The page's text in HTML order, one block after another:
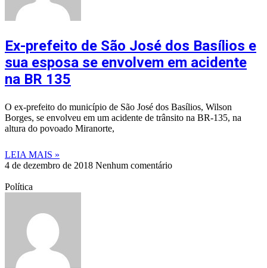
Ex-prefeito de São José dos Basílios e
sua esposa se envolvem em acidente
na BR 135
O ex-prefeito do município de São José dos Basílios, Wilson
Borges, se envolveu em um acidente de trânsito na BR-135, na
altura do povoado Miranorte,
LEIA MAIS »
4 de dezembro de 2018 Nenhum comentário
Política